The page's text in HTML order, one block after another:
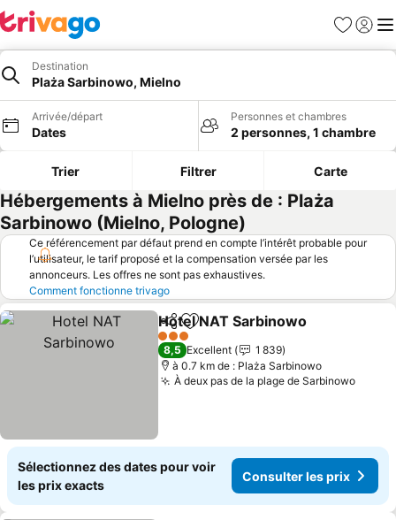
Favoris
Se
Destination
Plaża Sarbinowo, Mielno
Arrivée/départ
Dates
Personnes et chambres
2 personnes, 1 chambre
Trier Filtrer Carte
Hébergements à Mielno près de : Plaża
Sarbinowo (Mielno, Pologne)
Ce référencement par défaut prend en compte l’intérêt probable pour
l’utilisateur, le tarif proposé et la compensation versée par les
annonceurs. Les offres ne sont pas exhaustives.
Comment fonctionne trivago
PartagerAjouter à mes favoris
Hotel NAT Sarbinowo
3 Étoiles
8,5 Excellent
1 839
à 0.7 km de : Plaża Sarbinowo
À deux pas de la plage de Sarbinowo
Sélectionnez des dates pour voir
les prix exacts
Consulter les prix